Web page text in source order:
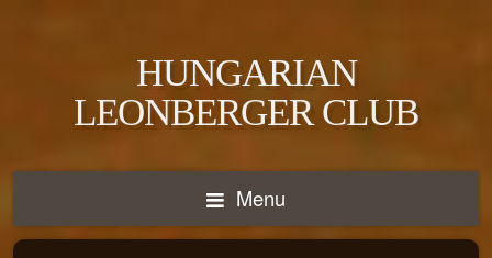
HUNGARIAN
LEONBERGER CLUB
Menu